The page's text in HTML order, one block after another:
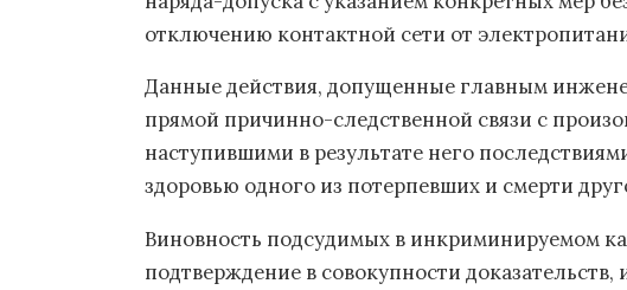
отключению контактной сети от
Данные действия, допущенные главным
прямой причинно-следственной связи с
наступившими в результате него
здоровью одного из потерпевших и смерти
Виновность подсудимых в инкриминируемом
подтверждение в совокупности